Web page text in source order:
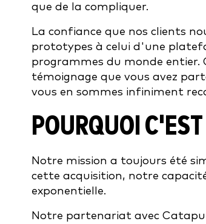
que de la compliquer.
La confiance que nos clients
prototypes à celui d'une
programmes du monde entier.
témoignage que vous avez
vous en sommes infiniment
POURQUOI
Notre mission a toujours été
cette acquisition, notre
exponentielle.
Notre partenariat avec